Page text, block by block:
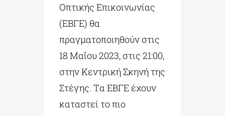
Οπτικής Επικοινωνίας
(ΕΒΓΕ) θα
πραγματοποιηθούν στις
18 Μαΐου 2023, στις 21:00,
στην Κεντρική Σκηνή της
Στέγης. Tα ΕΒΓΕ έχουν
καταστεί το πιο